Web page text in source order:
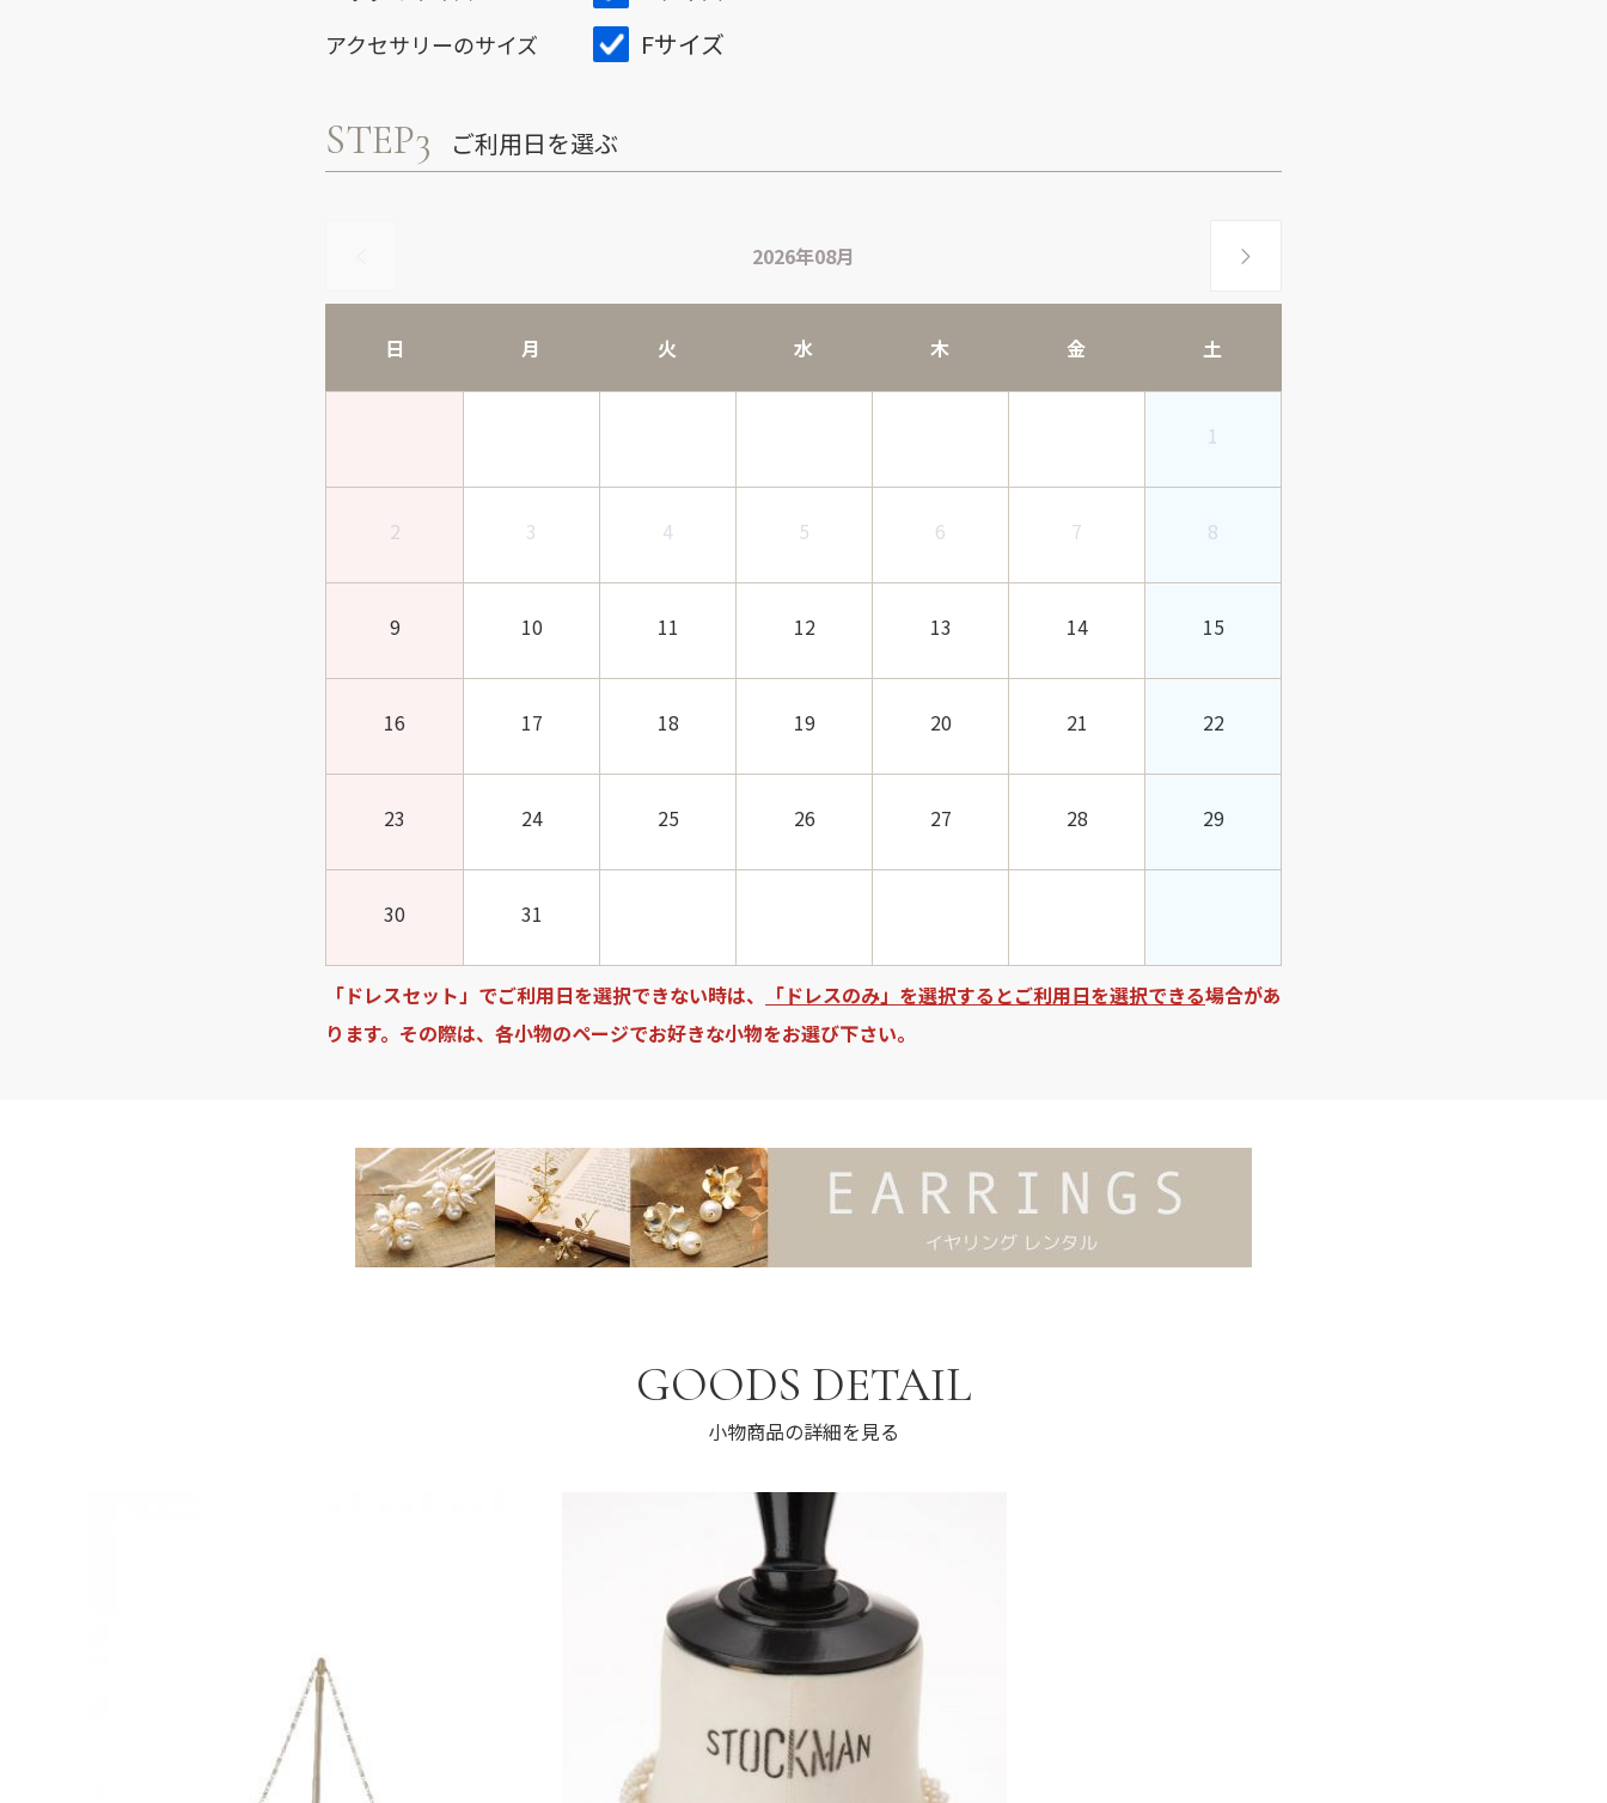
アクセサリーのサイズ Fサイズ
STEP3 ご利用日を選ぶ
2026年08月
日 月 火 水 木 金 土
1
2 3 4 5 6 7 8
9 10 11 12 13 14 15
16 17 18 19 20 21 22
23 24 25 26 27 28 29
30 31
「ドレスセット」でご利用日を選択できない時は、 「ドレスのみ」を選択するとご利用日を選択できる場合があ
ります。その際は、各小物のページでお好きな小物をお選び下さい。
GOODS DETAIL
小物商品の詳細を見る